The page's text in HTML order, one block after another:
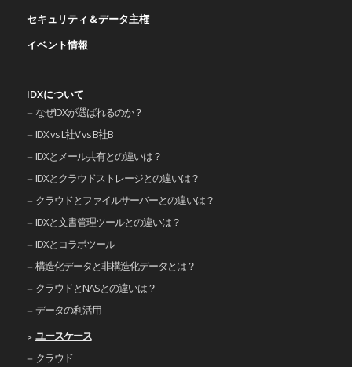
セキュリティ＆データ主権
イベント情報
IDXについて
なぜIDXが選ばれるのか？
IDX vs L社V vs B社B
IDXとメール共有との違いは？
IDXとクラウドストレージとの違いは？
クラウドとファイルサーバーとの違いは？
IDXと文書管理ツールとの違いは？
IDXとコラボツール
構造化データと非構造化データとは？
クラウドとNASとの違いは？
データの利活用
ユースケース
クラウド